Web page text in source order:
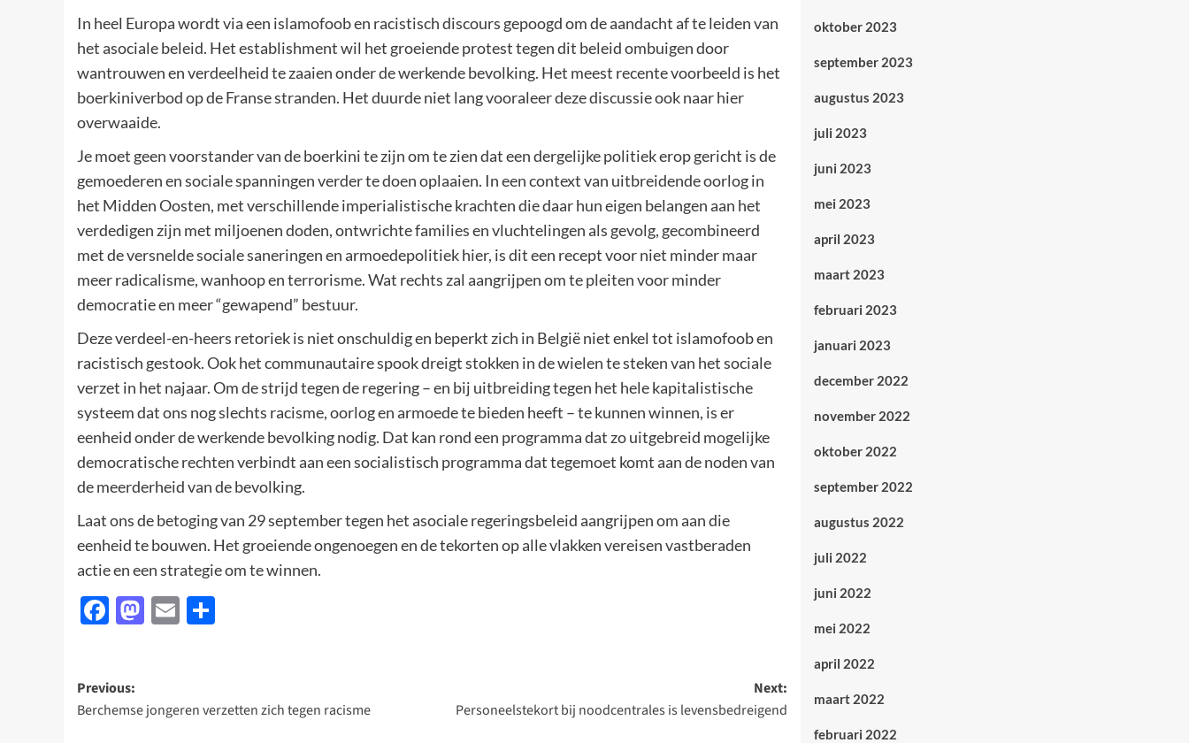
In heel Europa wordt via een islamofoob en racistisch discours gepoogd om de aandacht af te leiden van
het asociale beleid. Het establishment wil het groeiende protest tegen dit beleid ombuigen door
wantrouwen en verdeelheid te zaaien onder de werkende bevolking. Het meest recente voorbeeld is het
boerkiniverbod op de Franse stranden. Het duurde niet lang vooraleer deze discussie ook naar hier
overwaaide.
Je moet geen voorstander van de boerkini te zijn om te zien dat een dergelijke politiek erop gericht is de
gemoederen en sociale spanningen verder te doen oplaaien. In een context van uitbreidende oorlog in
het Midden Oosten, met verschillende imperialistische krachten die daar hun eigen belangen aan het
verdedigen zijn met miljoenen doden, ontwrichte families en vluchtelingen als gevolg, gecombineerd
met de versnelde sociale saneringen en armoedepolitiek hier, is dit een recept voor niet minder maar
meer radicalisme, wanhoop en terrorisme. Wat rechts zal aangrijpen om te pleiten voor minder
democratie en meer “gewapend” bestuur.
Deze verdeel-en-heers retoriek is niet onschuldig en beperkt zich in België niet enkel tot islamofoob en
racistisch gestook. Ook het communautaire spook dreigt stokken in de wielen te steken van het sociale
verzet in het najaar. Om de strijd tegen de regering – en bij uitbreiding tegen het hele kapitalistische
systeem dat ons nog slechts racisme, oorlog en armoede te bieden heeft – te kunnen winnen, is er
eenheid onder de werkende bevolking nodig. Dat kan rond een programma dat zo uitgebreid mogelijke
democratische rechten verbindt aan een socialistisch programma dat tegemoet komt aan de noden van
de meerderheid van de bevolking.
Laat ons de betoging van 29 september tegen het asociale regeringsbeleid aangrijpen om aan die
eenheid te bouwen. Het groeiende ongenoegen en de tekorten op alle vlakken vereisen vastberaden
actie en een strategie om te winnen.
Facebook
Mastodon
Email
Post
navigation
Previous:
Berchemse jongeren verzetten zich tegen racisme
Next:
Personeelstekort bij noodcentrales is levensbedreigend
oktober 2023
september 2023
augustus 2023
juli 2023
juni 2023
mei 2023
april 2023
maart 2023
februari 2023
januari 2023
december 2022
november 2022
oktober 2022
september 2022
augustus 2022
juli 2022
juni 2022
mei 2022
april 2022
maart 2022
februari 2022